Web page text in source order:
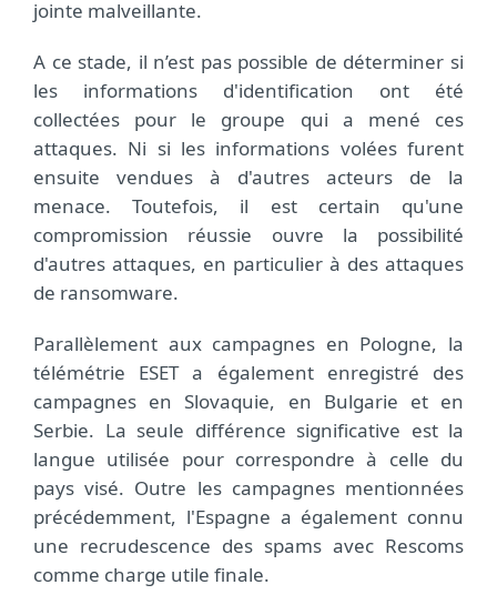
jointe malveillante.
A ce stade, il n’est pas possible de déterminer si
les informations d'identification ont été
collectées pour le groupe qui a mené ces
attaques. Ni si les informations volées furent
ensuite vendues à d'autres acteurs de la
menace. Toutefois, il est certain qu'une
compromission réussie ouvre la possibilité
d'autres attaques, en particulier à des attaques
de ransomware.
Parallèlement aux campagnes en Pologne, la
télémétrie ESET a également enregistré des
campagnes en Slovaquie, en Bulgarie et en
Serbie. La seule différence significative est la
langue utilisée pour correspondre à celle du
pays visé. Outre les campagnes mentionnées
précédemment, l'Espagne a également connu
une recrudescence des spams avec Rescoms
comme charge utile finale.